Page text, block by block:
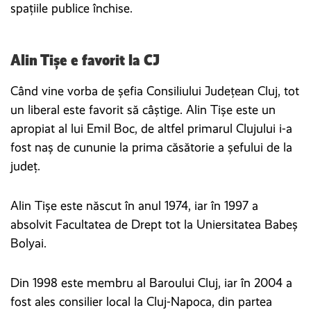
spațiile publice închise.
Alin Tișe e favorit la CJ
Când vine vorba de șefia Consiliului Județean Cluj, tot
un liberal este favorit să câștige. Alin Tișe este un
apropiat al lui Emil Boc, de altfel primarul Clujului i-a
fost naș de cununie la prima căsătorie a șefului de la
județ.
Alin Tișe este născut în anul 1974, iar în 1997 a
absolvit Facultatea de Drept tot la Uniersitatea Babeș
Bolyai.
Din 1998 este membru al Baroului Cluj, iar în 2004 a
fost ales consilier local la Cluj-Napoca, din partea